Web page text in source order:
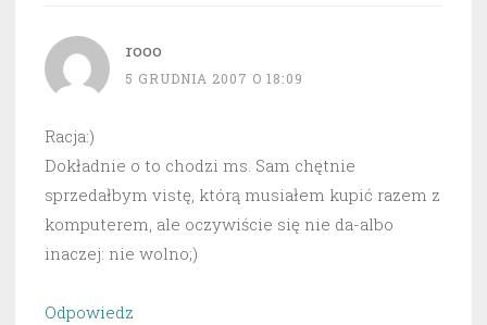
rooo
5 GRUDNIA 2007 O 18:09
Racja:)
Dokładnie o to chodzi ms. Sam chętnie
sprzedałbym vistę, którą musiałem kupić razem z
komputerem, ale oczywiście się nie da-albo
inaczej: nie wolno;)
Odpowiedz